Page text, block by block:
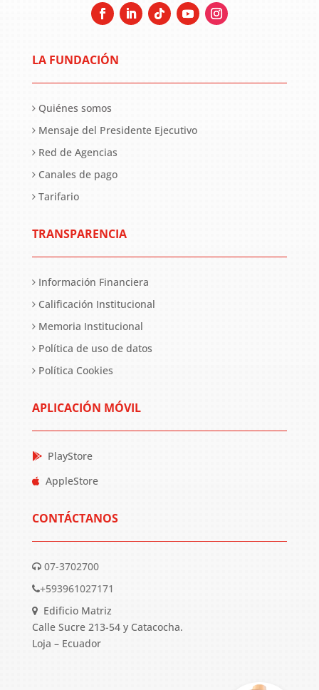
LA FUNDACIÓN
Quiénes somos
Mensaje del Presidente Ejecutivo
Red de Agencias
Canales de pago
Tarifario
TRANSPARENCIA
Información Financiera
Calificación Institucional
Memoria Institucional
Política de uso de datos
Política Cookies
APLICACIÓN MÓVIL
PlayStore
AppleStore
CONTÁCTANOS
07-3702700
+593961027171
Edificio Matriz
Calle Sucre 213-54 y Catacocha.
Loja – Ecuador